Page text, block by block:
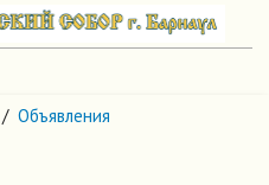
/ Объявления